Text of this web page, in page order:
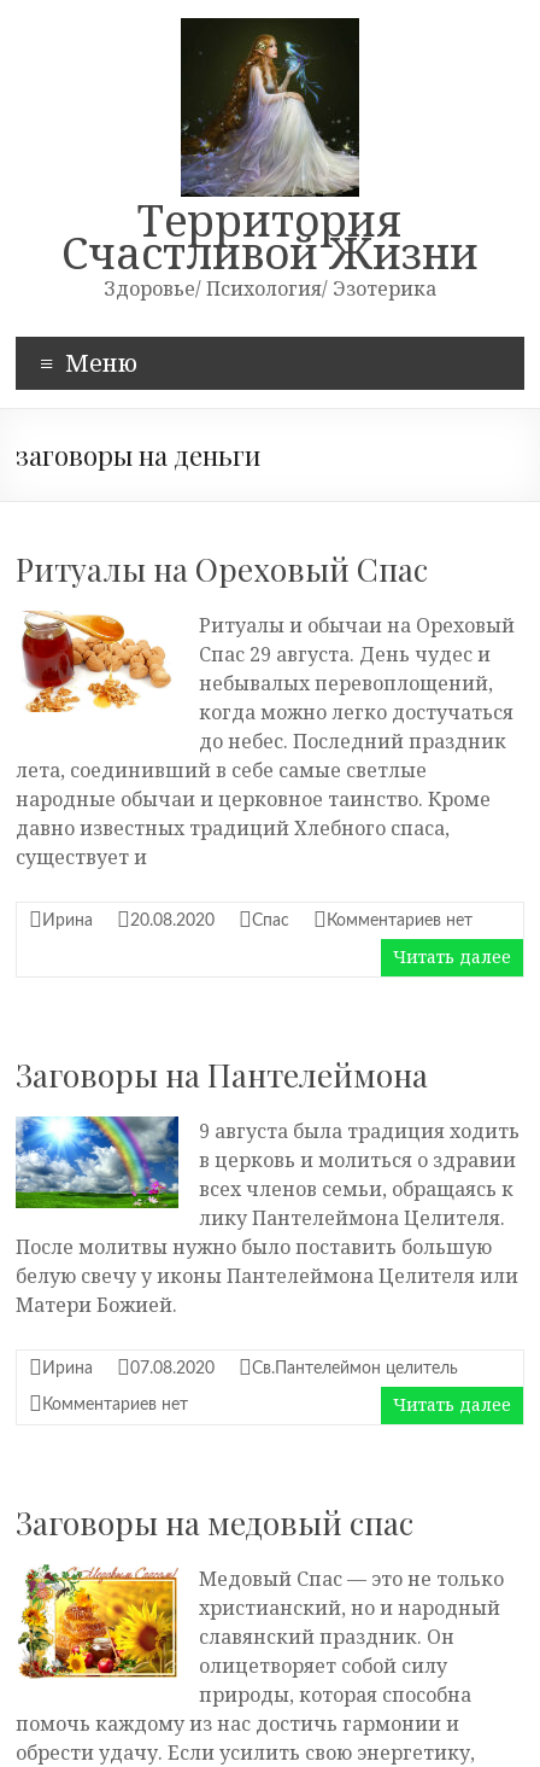
Территория
Счастливой Жизни
Здоровье/ Психология/ Эзотерика
Меню
заговоры на деньги
Ритуалы на Ореховый Спас
Ритуалы и обычаи на Ореховый
Спас 29 августа. День чудес и
небывалых перевоплощений,
когда можно легко достучаться
до небес. Последний праздник
лета, соединивший в себе самые светлые
народные обычаи и церковное таинство. Кроме
давно известных традиций Хлебного спаса,
существует и
Ирина 20.08.2020 Спас Комментариев нет
Читать далее
Заговоры на Пантелеймона
9 августа была традиция ходить
в церковь и молиться о здравии
всех членов семьи, обращаясь к
лику Пантелеймона Целителя.
После молитвы нужно было поставить большую
белую свечу у иконы Пантелеймона Целителя или
Матери Божией.
Ирина 07.08.2020 Св.Пантелеймон целитель
Комментариев нет Читать далее
Заговоры на медовый спас
Медовый Спас — это не только
христианский, но и народный
славянский праздник. Он
олицетворяет собой силу
природы, которая способна
помочь каждому из нас достичь гармонии и
обрести удачу. Если усилить свою энергетику,